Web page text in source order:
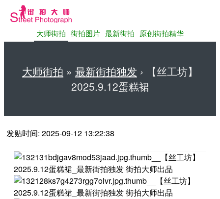
大师街拍 街拍图片 最新街拍 原创街拍精华
大师街拍 » 最新街拍独发 ›
【丝工坊】
2025.9.12蛋糕裙
发贴时间: 2025-09-12 13:22:38